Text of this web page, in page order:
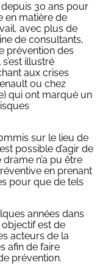
30 ans pour
en matière de
avec plus de
de consultants,
prévention des
illustré
aux crises
ou chez
qui ont marqué un
sur le lieu de
possible d’agir de
n’a pu être
en prenant
pour que de tels
années dans
objectif est de
acteurs de la
afin de faire
prévention.